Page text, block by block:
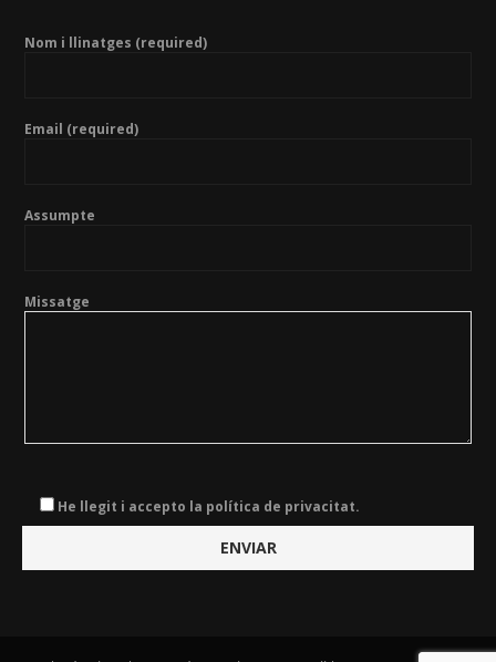
Nom i llinatges (required)
Email (required)
Assumpte
Missatge
He llegit i accepto la política de privacitat.